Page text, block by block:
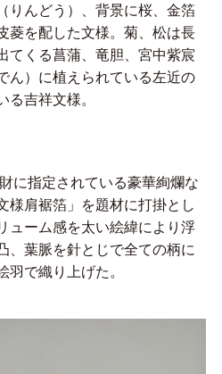
りんどう）、背景に桜、金箔
菱を配した文様。菊、松は長
てくる菖蒲、竜胆、宮中紫宸
ん）に植えられている左近の
る吉祥文様。
に指定されている豪華絢爛な
様肩裾箔」を題材に打掛とし
ューム感を太い絵緯により浮
、葉脈を針とじで全ての柄に
羽で織り上げた。